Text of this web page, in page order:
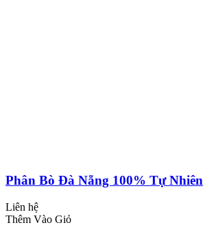
Phân Bò Đà Nẵng 100% Tự Nhiên
Liên hệ
Thêm Vào Giỏ